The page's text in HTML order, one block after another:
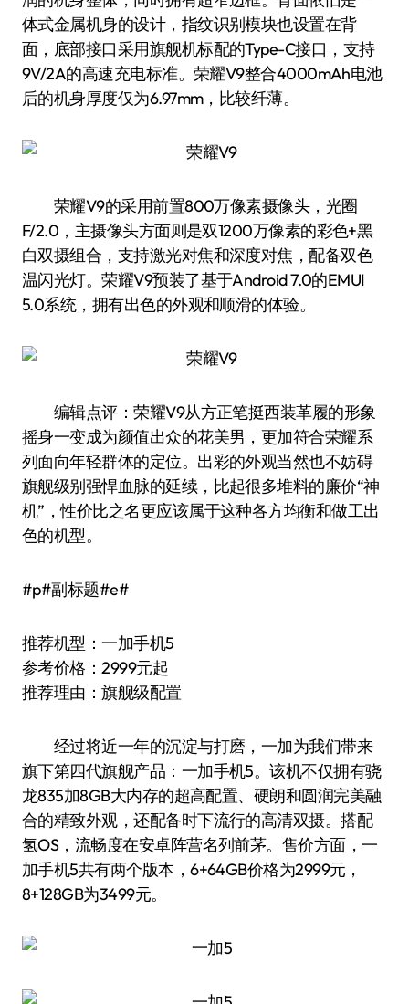
体式金属机身的设计，指纹识别模块也设置在背
面，底部接口采用旗舰机标配的Type-C接口，支持
9V/2A的高速充电标准。荣耀V9整合4000mAh电池
后的机身厚度仅为6.97mm，比较纤薄。
荣耀V9的采用前置800万像素摄像头，光圈
F/2.0，主摄像头方面则是双1200万像素的彩色+黑
白双摄组合，支持激光对焦和深度对焦，配备双色
温闪光灯。荣耀V9预装了基于Android 7.0的EMUI
5.0系统，拥有出色的外观和顺滑的体验。
编辑点评：荣耀V9从方正笔挺西装革履的形象
摇身一变成为颜值出众的花美男，更加符合荣耀系
列面向年轻群体的定位。出彩的外观当然也不妨碍
旗舰级别强悍血脉的延续，比起很多堆料的廉价“神
机”，性价比之名更应该属于这种各方均衡和做工出
色的机型。
#p#副标题#e#
推荐机型：一加手机5
参考价格：2999元起
推荐理由：旗舰级配置
经过将近一年的沉淀与打磨，一加为我们带来
旗下第四代旗舰产品：一加手机5。该机不仅拥有骁
龙835加8GB大内存的超高配置、硬朗和圆润完美融
合的精致外观，还配备时下流行的高清双摄。搭配
氢OS，流畅度在安卓阵营名列前茅。售价方面，一
加手机5共有两个版本，6+64GB价格为2999元，
8+128GB为3499元。